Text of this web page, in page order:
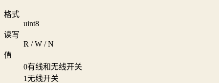
格式
uint8
读写
R / W / N
值
0有线和无线开关
1无线开关